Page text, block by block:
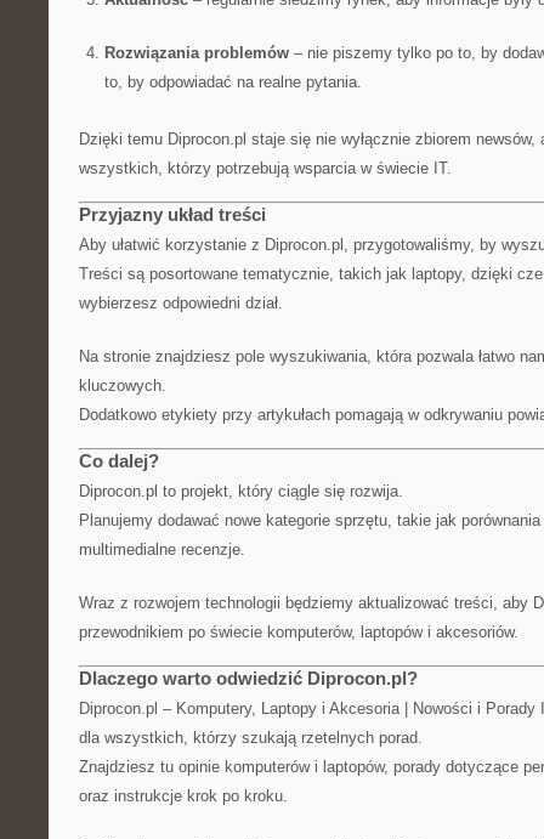
Rozwiązania problemów– nie piszemy tylko po to, by
to, by odpowiadać na realne pytania.
Dzięki temu Diprocon.pl staje się nie wyłącznie zbiorem
wszystkich, którzy potrzebują wsparcia w świecie IT.
Przyjazny układ treści
Aby ułatwić korzystanie z Diprocon.pl, przygotowaliśmy, by
Treści są posortowane tematycznie, takich jak laptopy, dzięki
wybierzesz odpowiedni dział.
Na stronie znajdziesz pole wyszukiwania, która pozwala łatwo
kluczowych.
Dodatkowo etykiety przy artykułach pomagają w odkrywaniu
Co dalej?
Diprocon.pl to projekt, który ciągle się rozwija.
Planujemy dodawać nowe kategorie sprzętu, takie jak
multimedialne recenzje.
Wraz z rozwojem technologii będziemy aktualizować treści, aby
przewodnikiem po świecie komputerów, laptopów i akcesoriów.
Dlaczego warto odwiedzić Diprocon.pl?
Diprocon.pl – Komputery, Laptopy i Akcesoria | Nowości i
dla wszystkich, którzy szukają rzetelnych porad.
Znajdziesz tu opinie komputerów i laptopów, porady dotyczące
oraz instrukcje krok po kroku.